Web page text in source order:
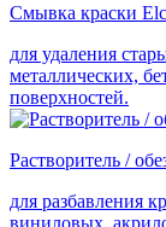
Смывка краски
для удаления
металлических,
поверхностей.
Растворитель /
для разбавления
виниловых,